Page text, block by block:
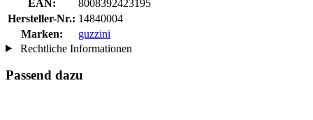
EAN:
8008392423195
Hersteller-Nr.: 14840004
Marken:
guzzini
Rechtliche Informationen
Passend dazu